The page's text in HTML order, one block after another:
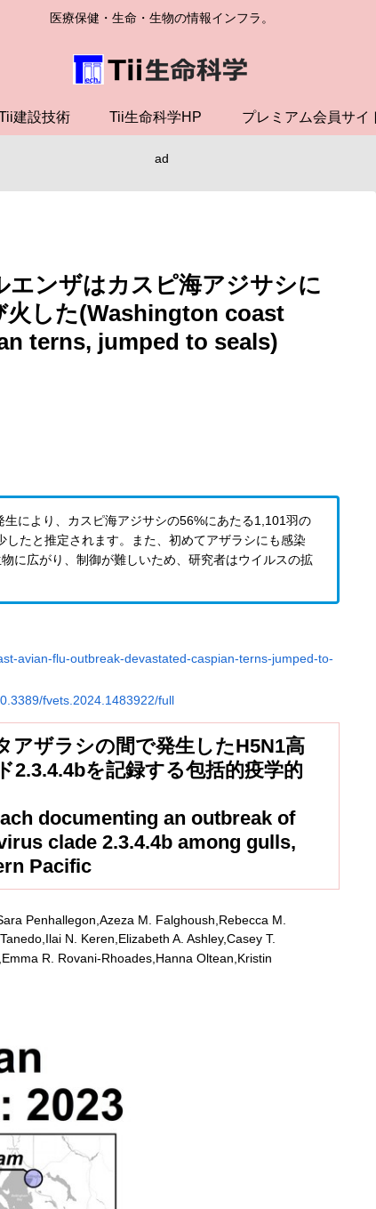
医療保健・生命・生物の情報インフラ。
建設技術 Tii生命科学HP プレミアム会員サイ
ad
エンザはカスピ海アジサシに
火した(Washington coast
terns, jumped to seals)
により、カスピ海アジサシの56%にあたる1,101羽の
たと推定されます。また、初めてアザラシにも感染
に広がり、制御が難しいため、研究者はウイルスの拡
avian-flu-outbreak-devastated-caspian-terns-jumped-to-
fvets.2024.1483922/full
アザラシの間で発生したH5N1高
を記録する包括的疫学的
documenting an outbreak of
clade 2.3.4.4b among gulls,
Pacific
Penhallegon,Azeza M. Falghoush,Rebecca M.
N. Keren,Elizabeth A. Ashley,Casey T.
R. Rovani-Rhoades,Hanna Oltean,Kristin